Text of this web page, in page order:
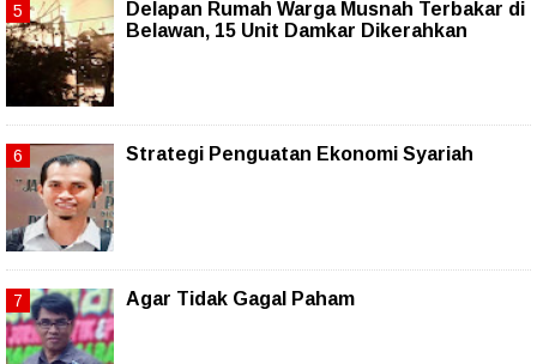
Delapan Rumah Warga Musnah Terbakar di
Belawan, 15 Unit Damkar Dikerahkan
Strategi Penguatan Ekonomi Syariah
Agar Tidak Gagal Paham